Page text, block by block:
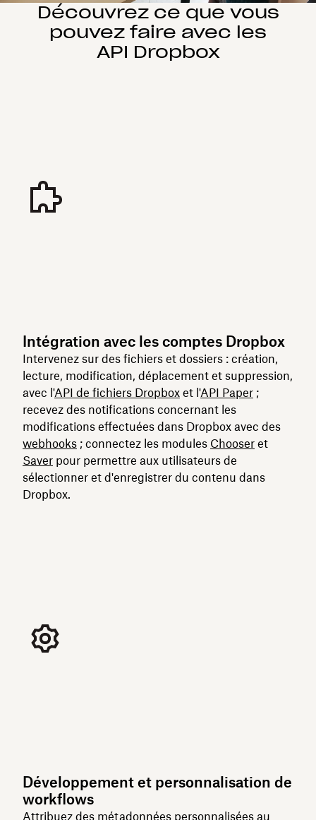
Découvrez ce que vous
pouvez faire avec les
API Dropbox
Intégration avec les comptes Dropbox
Intervenez sur des fichiers et dossiers : création,
lecture, modification, déplacement et suppression,
avec l'API de fichiers Dropbox et l'API Paper ;
recevez des notifications concernant les
modifications effectuées dans Dropbox avec des
webhooks ; connectez les modules Chooser et
Saver pour permettre aux utilisateurs de
sélectionner et d'enregistrer du contenu dans
Dropbox.
Développement et personnalisation de
workflows
Attribuez des métadonnées personnalisées au